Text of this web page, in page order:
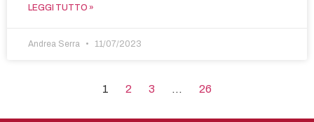
LEGGI TUTTO »
Andrea Serra 11/07/2023
1 2 3 … 26